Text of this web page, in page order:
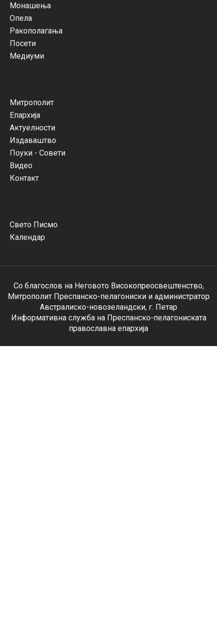
Монашења
Опела
Ракополагања
Посети
Медиуми
Митрополит
Епархија
Актуелности
Издаваштво
Поуки - Совети
Видео
Контакт
Свето Писмо
Календар
Со благослов на Неговото Високопреосвештенство,
Митрополит Преспанско-пелагониски и администратор
Австралиско-новозеландски, г. Петар
Информативна служба на Преспанско-пелагониската
православна епархија